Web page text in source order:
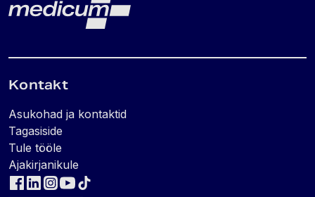
Kontakt
Asukohad ja kontaktid
Tagasiside
Tule tööle
Ajakirjanikule